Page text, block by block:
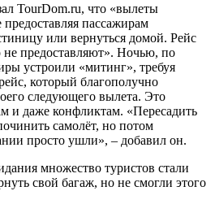
TourDom.ru, что «вылеты
пассажирам
или вернуться домой. Рейс
предоставляют». Ночью, по
устроили «митинг», требуя
который благополучно
следующего вылета. Это
и даже конфликтам. «Пересадить
самолёт, но потом
просто ушли», – добавил он.
множество туристов стали
свой багаж, но не смогли этого